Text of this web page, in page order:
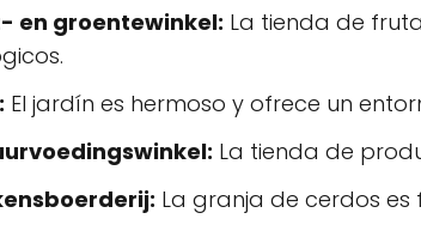
en groentewinkel: La tienda de
El jardín es hermoso y ofrece un
La tienda de
La granja de cerdos